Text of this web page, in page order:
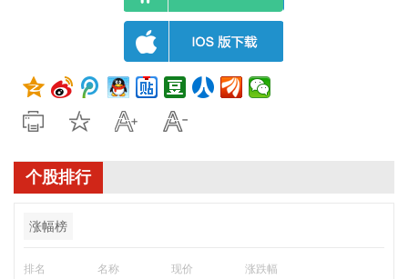
个股排行
涨幅榜
排名 名称 现价 涨跌幅